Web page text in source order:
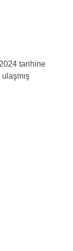
tarihine